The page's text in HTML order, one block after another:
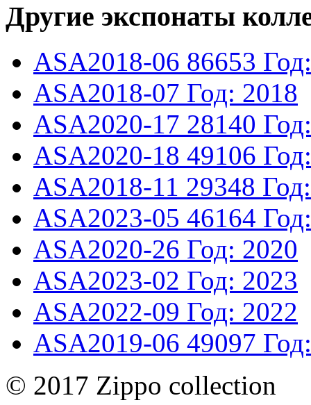
Другие экспонаты
ASA2018-06 86653
ASA2018-07 Год: 2018
ASA2020-17 28140
ASA2020-18 49106
ASA2018-11 29348
ASA2023-05 46164
ASA2020-26 Год: 2020
ASA2023-02 Год: 2023
ASA2022-09 Год: 2022
ASA2019-06 49097
© 2017 Zippo collection